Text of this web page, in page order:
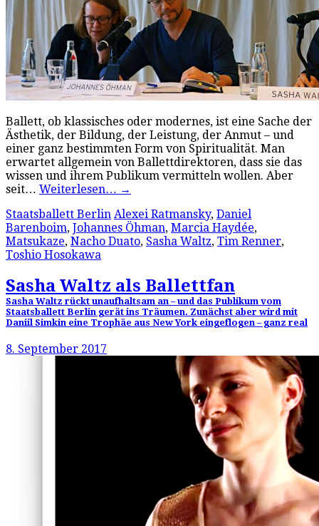
Ballett, ob klassisches oder modernes, ist eine Sache der
Ästhetik, der Bildung, der Leistung, der Anmut – und
einer ganz bestimmten Form von Spiritualität. Man
erwartet allgemein von Ballettdirektoren, dass sie das
wissen und ihrem Publikum vermitteln wollen. Aber
seit… Weiterlesen… →
Staatsballett Berlin Alexei Ratmansky, Daniel
Barenboim, Johannes Öhman, Marcia Haydée,
Matsukaze, Nacho Duato, Sasha Waltz, Tim Renner,
Toshio Hosokawa
Sasha Waltz als Ballettfan
Sasha Waltz rückt unaufhaltsam an – und das Publikum vom
Staatsballett Berlin gerät ins Träumen. Zunächst aber wird mit
Daniil Simkin eine Trophäe aus New York eingeflogen – ganz real
8. September 2017